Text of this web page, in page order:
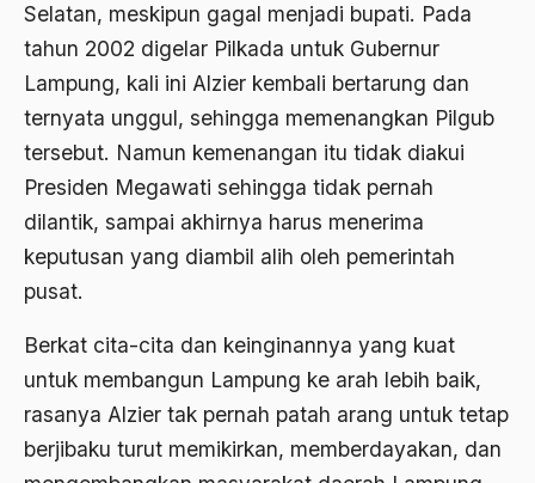
Selatan, meskipun gagal menjadi bupati. Pada
tahun 2002 digelar Pilkada untuk Gubernur
Lampung, kali ini Alzier kembali bertarung dan
ternyata unggul, sehingga memenangkan Pilgub
tersebut. Namun kemenangan itu tidak diakui
Presiden Megawati sehingga tidak pernah
dilantik, sampai akhirnya harus menerima
keputusan yang diambil alih oleh pemerintah
pusat.
Berkat cita-cita dan keinginannya yang kuat
untuk membangun Lampung ke arah lebih baik,
rasanya Alzier tak pernah patah arang untuk tetap
berjibaku turut memikirkan, memberdayakan, dan
akulturasi
akulturasi budaya
Al Asnawi
al qaeda
Al-Azhar
Al-Ghazali
Al-Ikhwanu Al-Muslimun
Al-Ikhwanul Muslimin
al-Khalil Ibnu Ahmad al-Farahidi
Al-Maududi